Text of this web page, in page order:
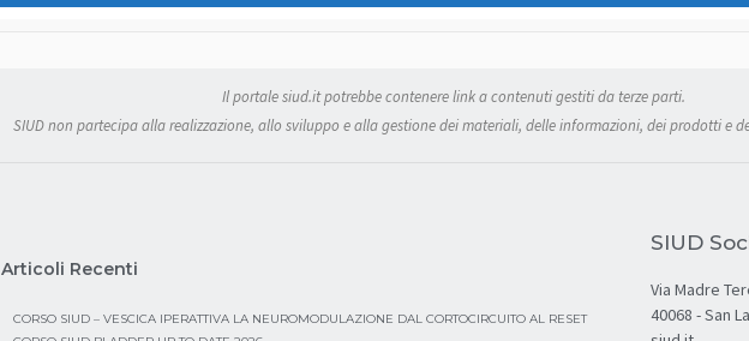
Il portale siud.it potrebbe contenere link a contenuti gestiti da terze parti.
SIUD non partecipa alla realizzazione, allo sviluppo e alla gestione dei materiali, delle informazioni, dei prodotti e
Articoli Recenti
CORSO SIUD – VESCICA IPERATTIVA LA NEUROMODULAZIONE DAL CORTOCIRCUITO AL RESET
SIUD
Via Madre
40068 - San